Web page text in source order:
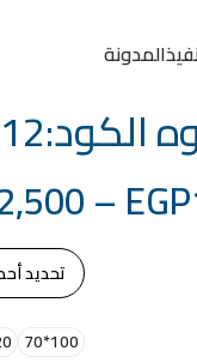
المدونة
EGP
–
100*70